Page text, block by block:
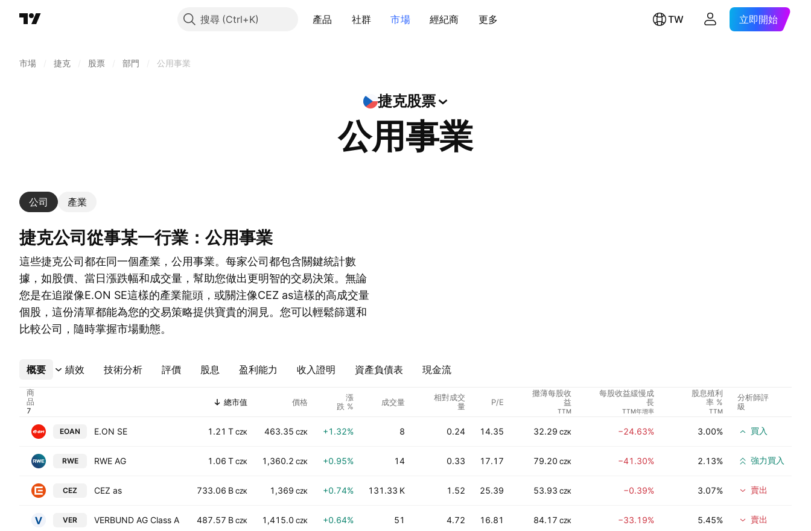
搜尋 產品 社群 市場 經紀商 更多 TW 立即開始
市場 捷克 股票 部門 公用事業
捷克股票
公用事業
公司 產業
捷克公司從事某一行業：公用事業
這些捷克公司都在同一個產業，公用事業。每家公司都包含關鍵統計數
據，如股價、當日漲跌幅和成交量，幫助您做出更明智的交易決策。無論
您是在追蹤像E.ON SE這樣的產業龍頭，或關注像CEZ as這樣的高成交量
個股，這份清單都能為您的交易策略提供寶貴的洞見。您可以輕鬆篩選和
比較公司，隨時掌握市場動態。
概要 績效 技術分析 評價 股息 盈利能力 收入證明 資產負債表 現金流
更多
商
品
總市值 價格
漲
跌 %
成交量
相對成交
量
P/E
攤薄每股收
益
TTM
每股收益緩慢成
長
TTM年增率
股息殖利
率 %
TTM
分析師評
級
EOAN E.ON SE 1.21 T CZK 463.35 CZK +1.32% 8 0.24 14.35 32.29 CZK −24.63% 3.00% 買入
RWE RWE AG 1.06 T CZK 1,360.2 CZK +0.95% 14 0.33 17.17 79.20 CZK −41.30% 2.13% 強力買入
CEZ CEZ as 733.06 B CZK 1,369 CZK +0.74% 131.33 K 1.52 25.39 53.93 CZK −0.39% 3.07% 賣出
VER VERBUND AG Class A 487.57 B CZK 1,415.0 CZK +0.64% 51 4.72 16.81 84.17 CZK −33.19% 5.45% 賣出